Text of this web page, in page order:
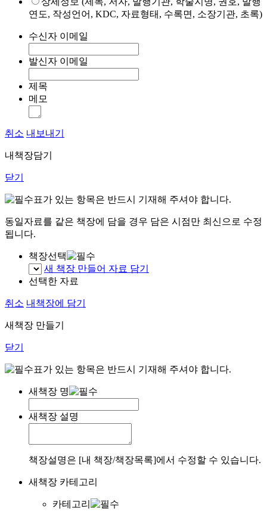
연도, 작성언어, KDC, 자료형태, 수록면, 소장기관, 초록)
수신자 이메일
발신자 이메일
제목
메모
취소 내보내기
내책장담기
닫기
표가 있는 항목은 반드시 기재해 주셔야 합니다.
동일자료를 같은 책장에 담을 경우 담은 시점만 최신으로 수정
됩니다.
책장선택
새 책장 만들어 자료 담기
선택한 자료
취소 내책장에 담기
새책장 만들기
닫기
표가 있는 항목은 반드시 기재해 주셔야 합니다.
새책장 명
새책장 설명
책장설명은 [내 책장/책장목록]에서 수정할 수 있습니다.
새책장 카테고리
카테고리